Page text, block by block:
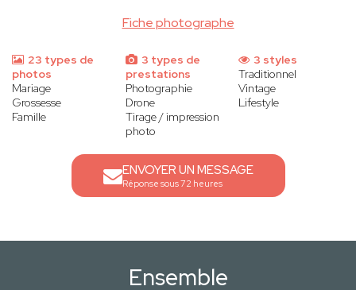
Fiche photographe
23 types de
photos
Mariage
Grossesse
Famille
3 types de
prestations
Photographie
Drone
Tirage / impression
photo
3 styles
Traditionnel
Vintage
Lifestyle
ENVOYER UN MESSAGE
Réponse sous 72 heures
Ensemble